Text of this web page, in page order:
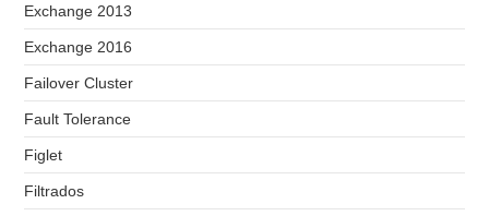
Exchange 2013
Exchange 2016
Failover Cluster
Fault Tolerance
Figlet
Filtrados